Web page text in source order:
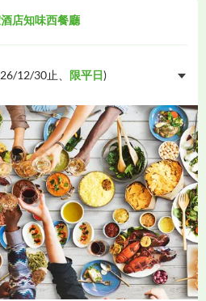
店知味西餐廳
12/30止、 限平日)